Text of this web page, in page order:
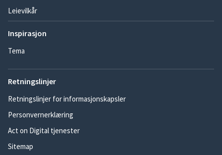
Leievilkår
Inspirasjon
Tema
Retningslinjer
Retningslinjer for informasjonskapsler
Personvernerklæring
Act on Digital tjenester
Sitemap